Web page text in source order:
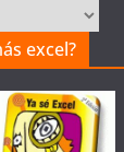
excel?